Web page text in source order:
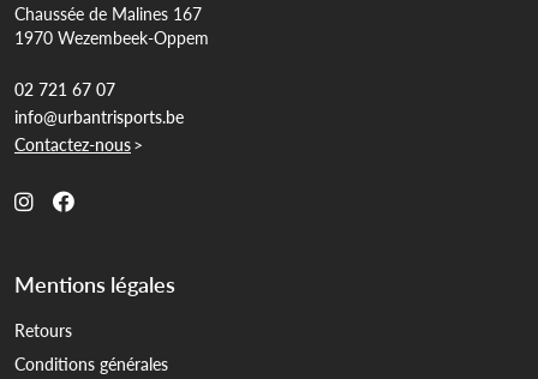
Chaussée de Malines 167
1970 Wezembeek-Oppem
02 721 67 07
info@urbantrisports.be
Contactez-nous>
Mentions légales
Retours
Conditions générales